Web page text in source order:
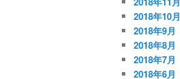
2018年10月
2018年9月
2018年8月
2018年7月
2018年6月